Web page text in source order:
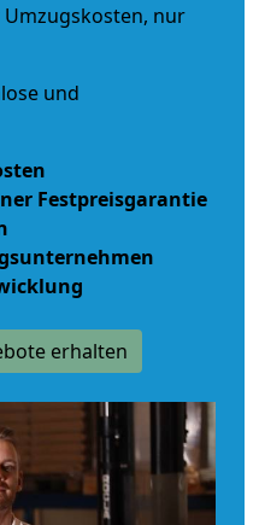
Umzugskosten, nur
und
Festpreisgarantie
erhalten